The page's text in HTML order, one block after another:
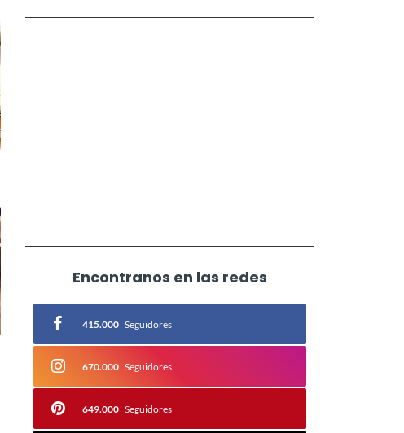
Encontranos en las redes
415.000 Seguidores
670.000 Seguidores
649.000 Seguidores